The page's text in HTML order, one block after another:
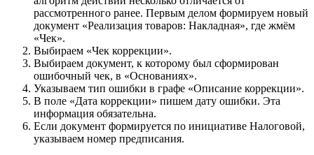
рассмотренного ранее. Первым делом формируем новый
документ «Реализация товаров: Накладная», где жмём
«Чек».
Выбираем «Чек коррекции».
Выбираем документ, к которому был сформирован
ошибочный чек, в «Основаниях».
Указываем тип ошибки в графе «Описание коррекции».
В поле «Дата коррекции» пишем дату ошибки. Эта
информация обязательна.
Если документ формируется по инициативе Налоговой,
указываем номер предписания.